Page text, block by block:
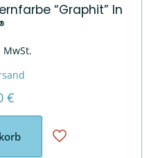
“Graphit” In
MwSt.
€